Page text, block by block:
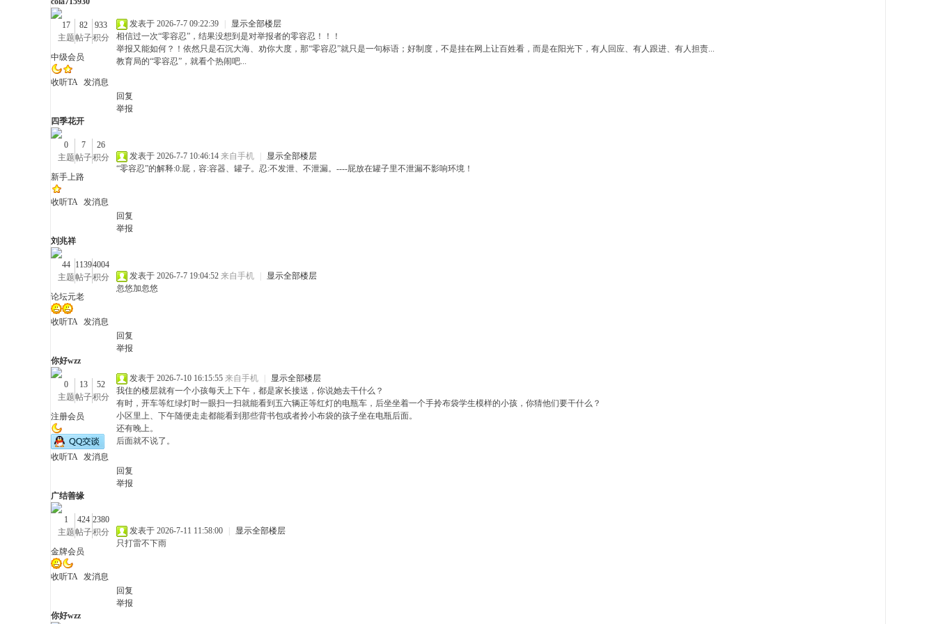
温
度
、
有
热
17
主题
82
帖子
933
积分
中级会员
收听TA 发消息
发表于 2026-7-7 09:22:39
显示全部楼层
相信过一次“零容忍”，结果没想到是对举报者的零容忍！！！
举报又能如何？！依然只是石沉大海、劝你大度，那“零容忍”就只是一句标语；好制度，不是挂在网上让百姓看，而是在阳光下，有人回应、有人跟进、有人担责...
教育局的“零容忍”，就看个热闹吧...
回复
举报
四季花开
0
主题
7
帖子
26
积分
新手上路
收听TA 发消息
发表于 2026-7-7 10:46:14 来自手机
显示全部楼层
“零容忍”的解释:0:屁，容:容器、罐子。忍:不发泄、不泄漏。----屁放在罐子里不泄漏不影响环境！
回复
举报
刘兆祥
44
主题
1139
帖子
4004
积分
论坛元老
收听TA 发消息
发表于 2026-7-7 19:04:52 来自手机
显示全部楼层
忽悠加忽悠
回复
举报
你好wzz
0
主题
13
帖子
52
积分
注册会员
收听TA 发消息
发表于 2026-7-10 16:15:55 来自手机
显示全部楼层
我住的楼层就有一个小孩每天上下午，都是家长接送，你说她去干什么？
有时，开车等红绿灯时一眼扫一扫就能看到五六辆正等红灯的电瓶车，后坐坐着一个手拎布袋学生模样的小孩，你猜他们要干什么？
小区里上、下午随便走走都能看到那些背书包或者拎小布袋的孩子坐在电瓶后面。
还有晚上。
后面就不说了。
回复
举报
广结善缘
1
主题
424
帖子
2380
积分
金牌会员
收听TA 发消息
发表于 2026-7-11 11:58:00
显示全部楼层
只打雷不下雨
回复
举报
你好wzz